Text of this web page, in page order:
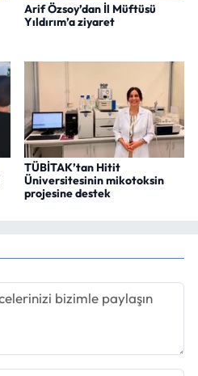
Arif Özsoy’dan İl Müftüsü
Yıldırım’a ziyaret
TÜBİTAK’tan Hitit
Üniversitesinin mikotoksin
projesine destek